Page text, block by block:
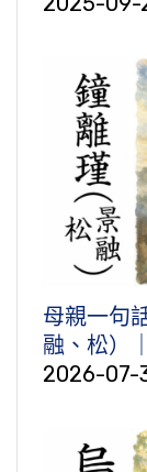
母親一句
融、松）
2026-07-